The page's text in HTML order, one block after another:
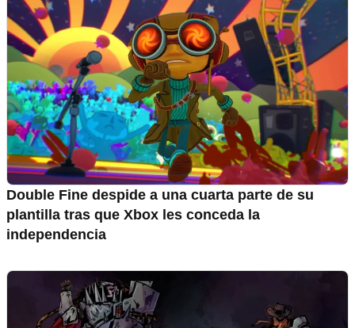
Double Fine despide a una cuarta parte de su
plantilla tras que Xbox les conceda la
independencia